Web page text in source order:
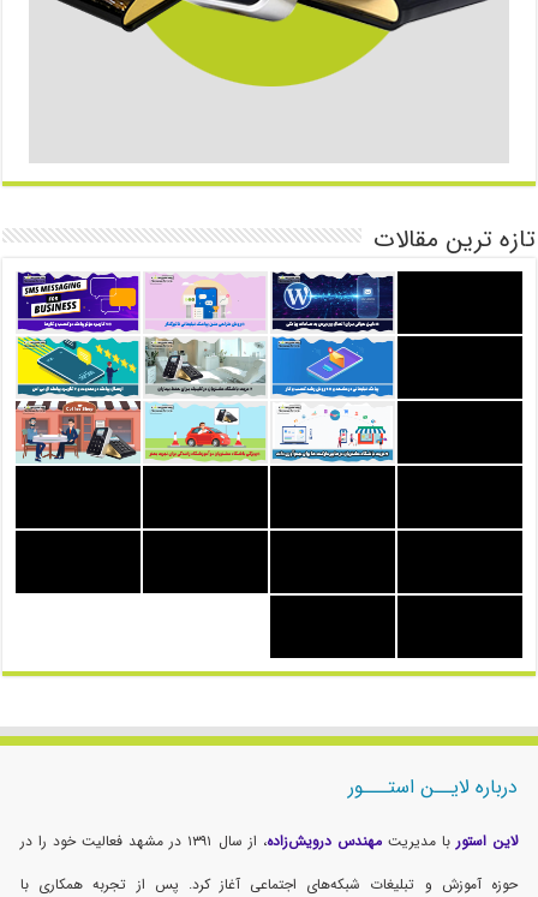
تازه ترین مقالات
درباره لایــن استـــور
لاین استور با مدیریتمهندس درویش‌زاده
، از سال ۱۳۹۱ در مشهد فعالیت خود را در
حوزه آموزش و تبلیغات شبکه‌های اجتماعی آغاز کرد. پس از تجربه همکاری با